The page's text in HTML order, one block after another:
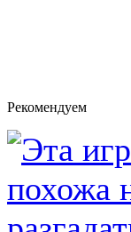
Рекомендуем